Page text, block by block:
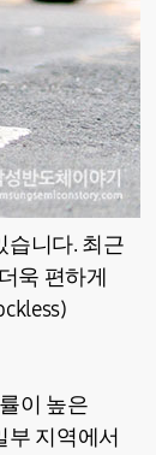
습니다. 최근
욱 편하게
이 높은
부 지역에서